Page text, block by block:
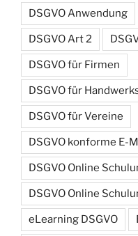
DSGVO Anwendung
DSGVO Art 2
DSGVO für Firmen
DSGVO für
DSGVO für Vereine
DSGVO konforme E-
DSGVO Online
DSGVO Online
eLearning DSGVO